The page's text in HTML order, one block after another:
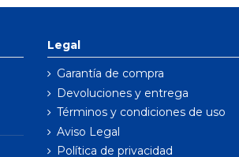
Legal
Garantía de compra
Devoluciones y entrega
Términos y condiciones de uso
Aviso Legal
Política de privacidad